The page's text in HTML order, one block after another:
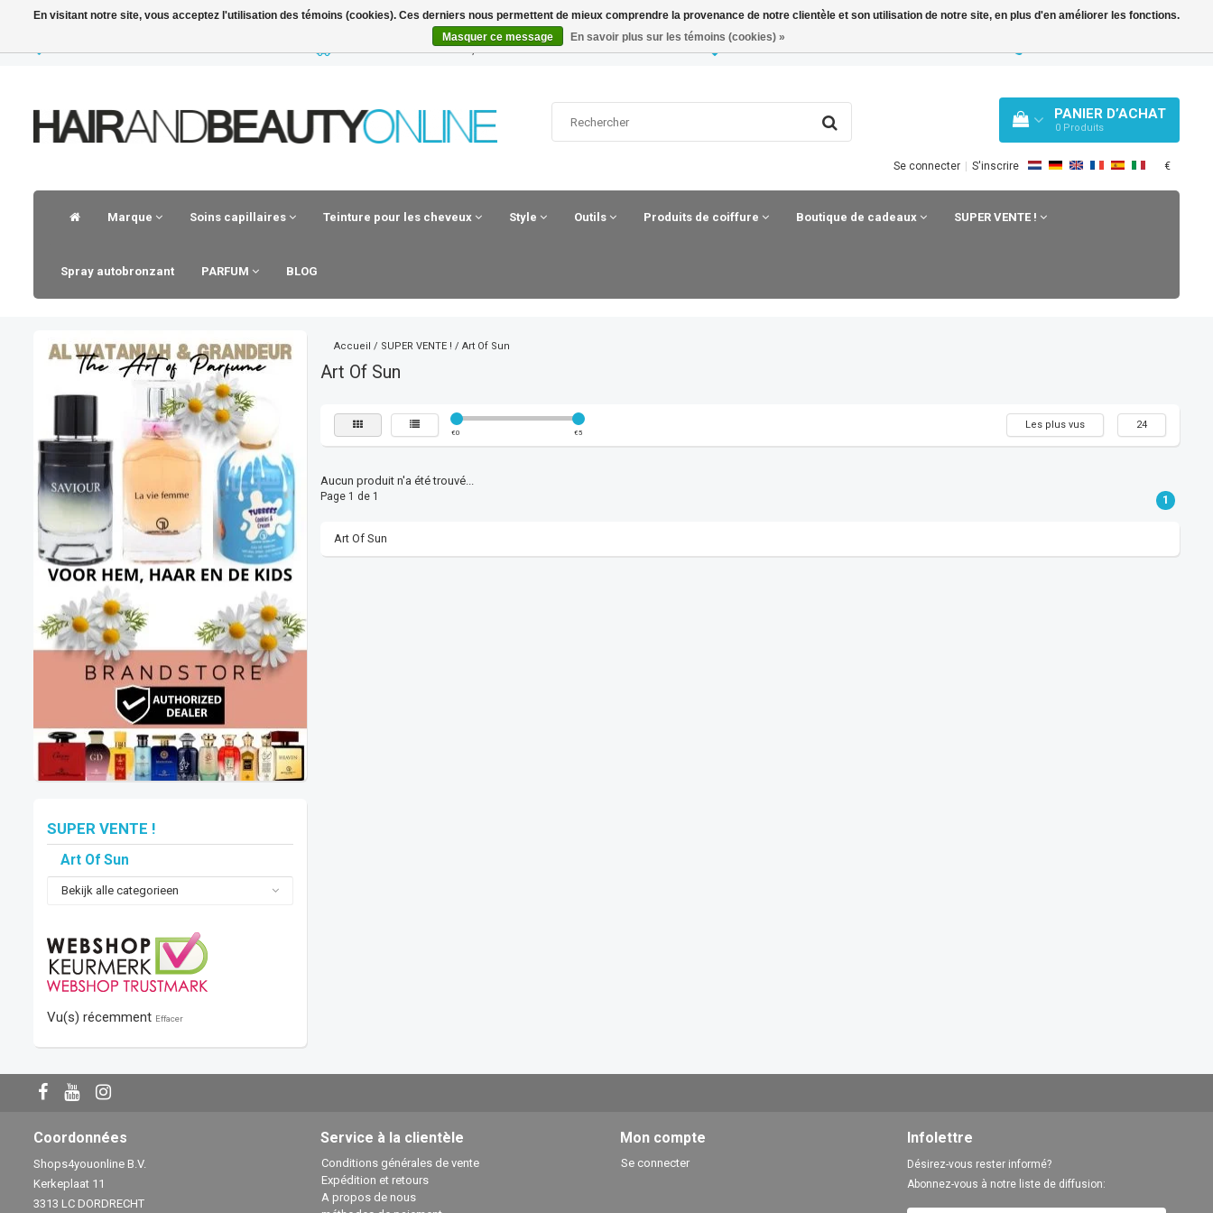
LIVRAISON RAPIDE VOOR 23.30 UUR BESTELD, MAANDAG IN HUIS* HAIRANDBEAUTY BLOG WHATSAPP: +31 33 258 43 43
PANIER D’ACHAT
0 Produits
Se connecter S'inscrire €
Marque Soins capillaires Teinture pour les cheveux Style Outils Produits de coiffure Boutique de cadeaux SUPER VENTE !
Spray autobronzant PARFUM BLOG
SUPER VENTE !
Art Of Sun
Bekijk alle categorieen
Vu(s) récemment Effacer
Accueil / SUPER VENTE ! / Art Of Sun
Art Of Sun
€0 €5
Les plus vus 24
Aucun produit n'a été trouvé...
Page 1 de 1 1
Art Of Sun
Coordonnées
Shops4youonline B.V.
Kerkeplaat 11
3313 LC DORDRECHT
Service à la clientèle
Conditions générales de vente
Expédition et retours
A propos de nous
Mon compte
Se connecter
Infolettre
Désirez-vous rester informé?
Abonnez-vous à notre liste de diffusion:
En visitant notre site, vous acceptez l'utilisation des témoins (cookies). Ces derniers nous permettent de mieux comprendre la provenance de notre clientèle et son utilisation de notre site, en plus d'en améliorer les fonctions.
Masquer ce message
En savoir plus sur les témoins (cookies) »